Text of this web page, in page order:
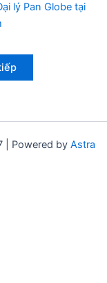
lý Pan Globe tại
| Powered by Astra